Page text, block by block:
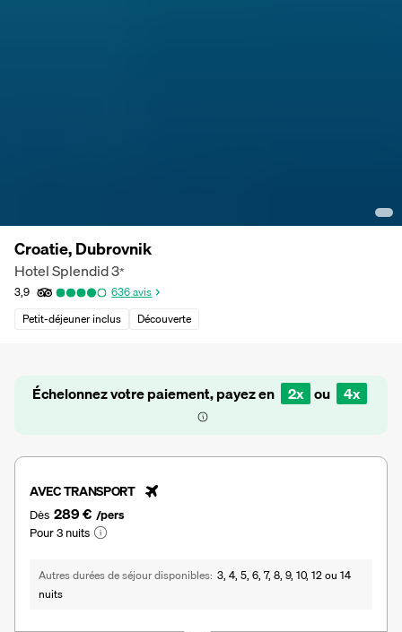
Croatie, Dubrovnik
Hotel Splendid3*
3,9 636avis
Petit-déjeuner inclus
Découverte
Échelonnez votre paiement, payez en 2x ou 4x
AVEC TRANSPORT
Dès 289 € /pers
Pour 3 nuits
Autres durées de séjour disponibles 3, 4, 5, 6, 7, 8, 9, 10, 12 ou 14
nuits